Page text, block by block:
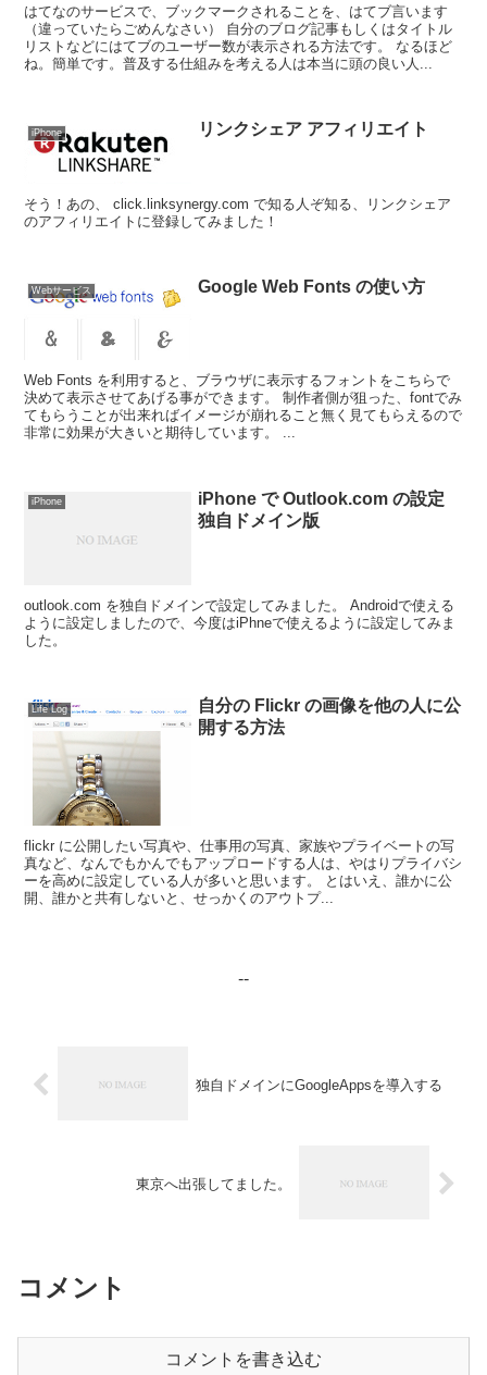
はてなのサービスで、ブックマークされることを、はてブ言います
（違っていたらごめんなさい） 自分のブログ記事もしくはタイトル
リストなどにはてブのユーザー数が表示される方法です。 なるほど
ね。簡単です。普及する仕組みを考える人は本当に頭の良い人...
iPhone リンクシェア アフィリエイト
そう！あの、 click.linksynergy.com で知る人ぞ知る、リンクシェア
のアフィリエイトに登録してみました！
Webサービス Google Web Fonts の使い方
Web Fonts を利用すると、ブラウザに表示するフォントをこちらで
決めて表示させてあげる事ができます。 制作者側が狙った、fontでみ
てもらうことが出来ればイメージが崩れること無く見てもらえるので
非常に効果が大きいと期待しています。 ...
iPhone
iPhone で Outlook.com の設定
独自ドメイン版
outlook.com を独自ドメインで設定してみました。 Androidで使える
ように設定しましたので、今度はiPhneで使えるように設定してみま
した。
Life Log
自分の Flickr の画像を他の人に公
開する方法
flickr に公開したい写真や、仕事用の写真、家族やプライベートの写
真など、なんでもかんでもアップロードする人は、やはりプライバシ
ーを高めに設定している人が多いと思います。 とはいえ、誰かに公
開、誰かと共有しないと、せっかくのアウトプ...
--
独自ドメインにGoogleAppsを導入する
東京へ出張してました。
コメント
コメントを書き込む